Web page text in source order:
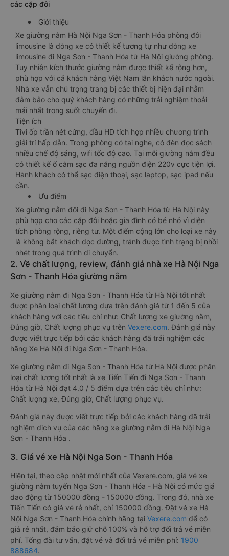
các cặp đôi
Giới thiệu
Xe giường nằm Hà Nội Nga Sơn - Thanh Hóa phòng đôi
limousine là dòng xe có thiết kế tương tự như dòng xe
limousine đi Nga Sơn - Thanh Hóa từ Hà Nội giường phòng.
Tuy nhiên kích thước giường nằm được thiết kế rộng hơn,
phù hợp với cả khách hàng Việt Nam lẫn khách nước ngoài.
Nhà xe vẫn chú trọng trang bị các thiết bị hiện đại nhằm
đảm bảo cho quý khách hàng có những trải nghiệm thoải
mái nhất trong suốt chuyến đi.
Tiện ích
Tivi ốp trần nét cứng, đầu HD tích hợp nhiều chương trình
giải trí hấp dẫn. Trong phòng có tai nghe, có đèn đọc sách
nhiều chế độ sáng, wifi tốc độ cao. Tại mỗi giường nằm đều
có thiết kế ổ cắm sạc đa năng nguồn điện 220v cực tiện lợi.
Hành khách có thể sạc điện thoại, sạc laptop, sạc ipad nếu
cần.
Ưu điểm
Xe giường nằm đôi đi Nga Sơn - Thanh Hóa từ Hà Nội này
phù hợp cho các cặp đôi hoặc gia đình có bé nhỏ vì diện
tích phòng rộng, riêng tư. Một điểm cộng lớn cho loại xe này
là không bắt khách dọc đường, tránh được tình trạng bị nhồi
nhét trong quá trình di chuyển.
2. Về chất lượng, review, đánh giá nhà xe Hà Nội Nga
Sơn - Thanh Hóa giường nằm
Xe giường nằm đi Nga Sơn - Thanh Hóa từ Hà Nội tốt nhất
được phân loại chất lượng dựa trên đánh giá từ 1 đến 5 của
khách hàng với các tiêu chí như: Chất lượng xe giường nằm,
Đúng giờ, Chất lượng phục vụ trên Vexere.com. Đánh giá này
được viết trực tiếp bởi các khách hàng đã trải nghiệm các
hãng Xe Hà Nội đi Nga Sơn - Thanh Hóa.
Xe giường nằm đi Nga Sơn - Thanh Hóa từ Hà Nội được phân
loại chất lượng tốt nhất là xe Tiến Tiến đi Nga Sơn - Thanh
Hóa từ Hà Nội đạt 4.0 / 5 điểm dựa trên các tiêu chí như:
Chất lượng xe, Đúng giờ, Chất lượng phục vụ.
Đánh giá này được viết trực tiếp bởi các khách hàng đã trải
nghiệm dịch vụ của các hãng xe giường nằm đi Hà Nội Nga
Sơn - Thanh Hóa .
3. Giá vé xe Hà Nội Nga Sơn - Thanh Hóa
Hiện tại, theo cập nhật mới nhất của Vexere.com, giá vé xe
giường nằm tuyến Nga Sơn - Thanh Hóa - Hà Nội có mức giá
dao động từ 150000 đồng - 150000 đồng. Trong đó, nhà xe
Tiến Tiến có giá vé rẻ nhất, chỉ 150000 đồng. Đặt vé xe Hà
Nội Nga Sơn - Thanh Hóa chính hãng tại Vexere.com để có
giá rẻ nhất, đảm bảo giữ chỗ 100% và hỗ trợ đổi trả vé miễn
phí. Tổng đài tư vấn, đặt vé và đổi trả vé miễn phí: 1900
888684.